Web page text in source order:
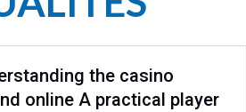
the casino
online A practical player